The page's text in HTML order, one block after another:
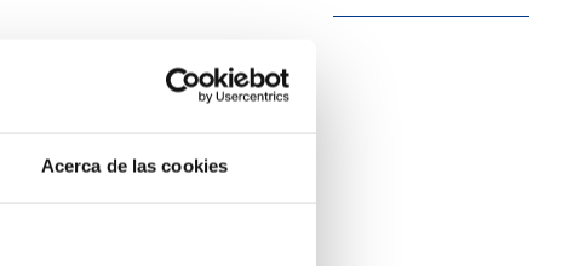
Acerca de las cookies